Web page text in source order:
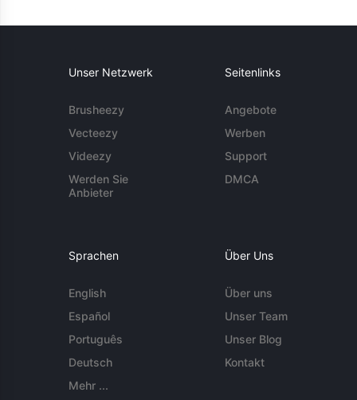
Unser Netzwerk
Brusheezy
Vecteezy
Videezy
Werden Sie
Anbieter
Seitenlinks
Angebote
Werben
Support
DMCA
Sprachen
English
Español
Português
Deutsch
Mehr ...
Über Uns
Über uns
Unser Team
Unser Blog
Kontakt